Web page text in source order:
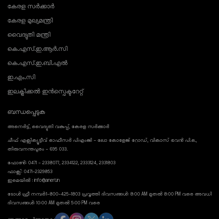
കേരള സർക്കാർ
കേരള മുഖ്യമന്ത്രി
വൈദ്യുതി മന്ത്രി
കെ.എസ്.ഇ.ആർ.സി
കെ.എസ്.ഇ.ബി.എൽ
ഇ.എം.സി
ഇലക്ട്രിക്കൽ ഇൻസ്പെക്ടറേറ്റ്
ബന്ധപ്പെടുക
അനെർട്ട്, വൈദ്യുതി വകുപ്പ്, കേരള സർക്കാർ
ചീഫ് എക്സിക്യൂട്ടീവ് ഓഫീസർ പിഎംജി - ലോ കോളേജ് റോഡ്, വികാസ് ഭവൻ പി.ഒ.,
തിരുവനന്തപുരം - 695 033.
ഫോൺ: 0471 - 2338077, 2334122, 2333124, 2331803
ഫാക്സ്: 0471-2329853
ഇമെയിൽ : info@anert.in
ടോൾ ഫ്രീ നമ്പർ:1-800-425-1803 പ്രവൃത്തി ദിവസങ്ങൾ: 8:00 AM മുതൽ 8:00 PM വരെ അവധി
ദിവസങ്ങൾ: 10:00 AM മുതൽ 5:00 PM വരെ